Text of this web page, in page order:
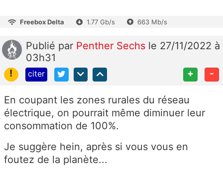
Freebox Delta 1.77 Gb/s 663 Mb/s
Publié par Penther Sechs le 27/11/2022 à
03h31
!
citer + -
En coupant les zones rurales du réseau
électrique, on pourrait même diminuer leur
consommation de 100%.
Je suggère hein, après si vous vous en
foutez de la planète...